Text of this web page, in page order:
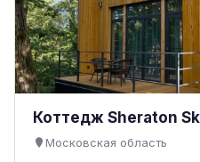
Коттедж Sheraton
Московская область